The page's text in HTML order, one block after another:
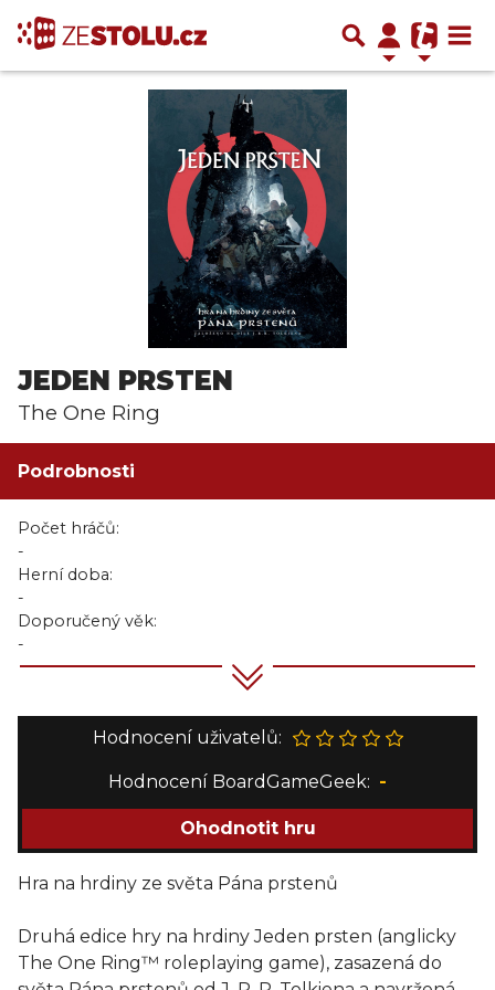
JEDEN PRSTEN
The One Ring
Podrobnosti
Počet hráčů:
-
Herní doba:
-
Doporučený věk:
-
Hodnocení uživatelů:
Hodnocení BoardGameGeek: -
Ohodnotit hru
Hra na hrdiny ze světa Pána prstenů
Druhá edice hry na hrdiny Jeden prsten (anglicky
The One Ring™ roleplaying game), zasazená do